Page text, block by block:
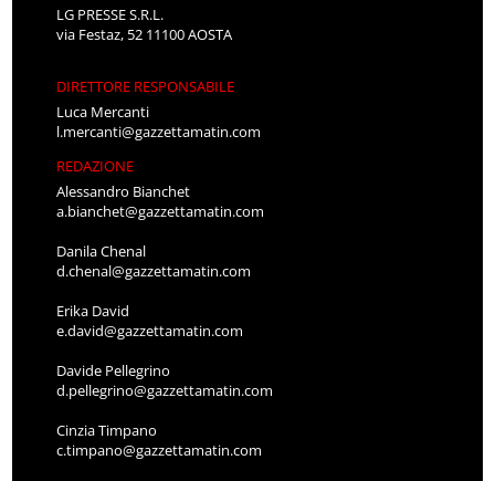
LG PRESSE S.R.L.
via Festaz, 52 11100 AOSTA
DIRETTORE RESPONSABILE
Luca Mercanti
l.mercanti@gazzettamatin.com
REDAZIONE
Alessandro Bianchet
a.bianchet@gazzettamatin.com
Danila Chenal
d.chenal@gazzettamatin.com
Erika David
e.david@gazzettamatin.com
Davide Pellegrino
d.pellegrino@gazzettamatin.com
Cinzia Timpano
c.timpano@gazzettamatin.com